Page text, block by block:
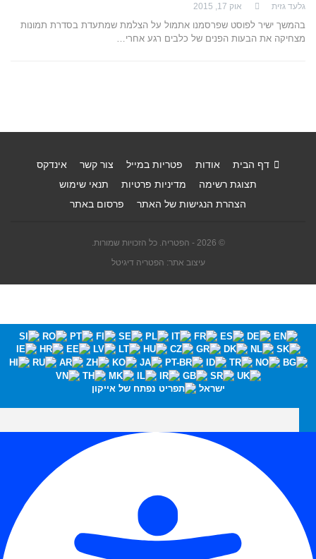
גלעד גזית אוק 17, 2015
בהמשך ישיר לפוסט שפרסמנו אתמול על הצלמת שמתעדת בסדרת תמונות
מצחיקה את הבעות הפנים של כלבים רגע אחרי…
דף הבית אודות פטריות במייל צור קשר
אינדקס
תצוגת רשימה
מדיניות פרטיות
תנאי שימוש
הצהרת הנגישות של האתר
פרסום באתר
© 2026 - הפטריה. כל הזכויות שמורות.
עיצוב אתר: הפטריה דיגיטל
ישראל